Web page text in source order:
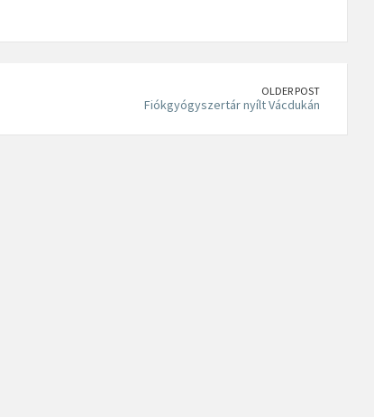
OLDER POST
Fiókgyógyszertár nyílt Vácdukán